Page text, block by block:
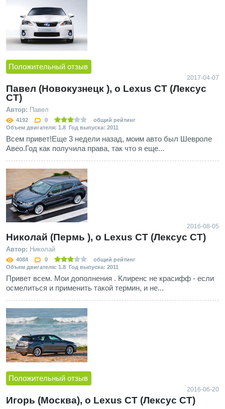
Положительный отзыв
2017-04-07
Павел (Новокузнецк ), о Lexus CT (Лексус
СТ)
Автор: Павел
4192 0
общий рейтинг
Объем двигателя: 1.8 Год выпуска: 2011
Всем привет!Еще 3 недели назад, моим авто был Шевроле
Авео.Год как получила права, так что я еще...
2016-08-05
Николай (Пермь ), о Lexus CT (Лексус СТ)
Автор: Николай
4084 0
общий рейтинг
Объем двигателя: 1.8 Год выпуска: 2011
Привет всем. Мои дополнения . Клиренс не красифф - если
осмелиться и применить такой термин, и не...
Положительный отзыв
2016-06-20
Игорь (Москва), о Lexus CT (Лексус СТ)